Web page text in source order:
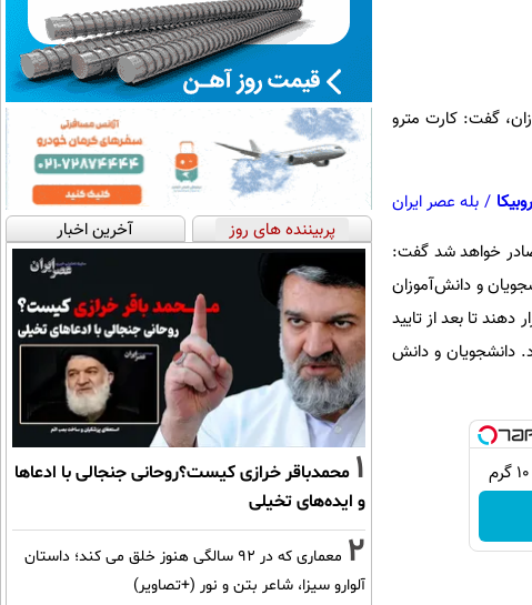
گفت: کارت مترو
روبیکا / بله عصر ایران
دانش آموزی صادر خواهد شد گفت:
و دانش‌آموزان
تا بعد از تایید
دانشجویان و دانش
پربیننده های روز آخرین اخبار
1 محمدباقر خرازی کیست؟روحانی جنجالی با ادعاها
و ایده‌های تخیلی
2
معماری که در 92 سالگی هنوز خلق می کند؛ داستان
آلوارو سیزا، شاعر بتن و نور (+تصاویر)